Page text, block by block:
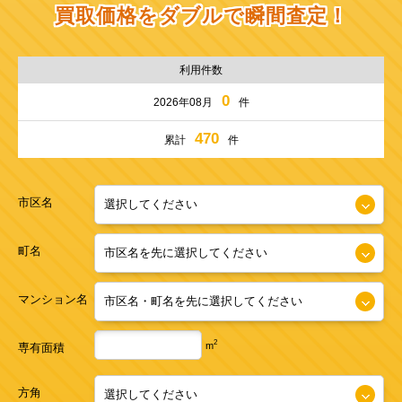
買取価格をダブルで瞬間査定！
利用件数
2026年08月 0 件
累計 470 件
市区名
町名
マンション名
専有面積 m2
方角